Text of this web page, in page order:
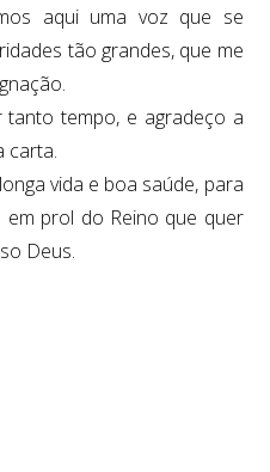
aqui uma voz que se
tão grandes, que me
tempo, e agradeço a
carta.
vida e boa saúde, para
prol do Reino que quer
Deus.